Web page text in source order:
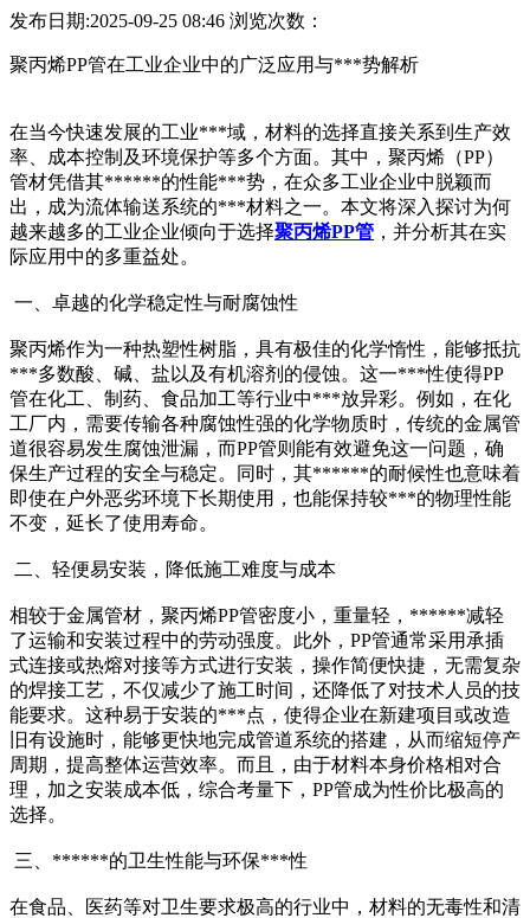
发布日期:2025-09-25 08:46 浏览次数：
聚丙烯PP管在工业企业中的广泛应用与***势解析
在当今快速发展的工业***域，材料的选择直接关系到生产效
率、成本控制及环境保护等多个方面。其中，聚丙烯（PP）
管材凭借其******的性能***势，在众多工业企业中脱颖而
出，成为流体输送系统的***材料之一。本文将深入探讨为何
越来越多的工业企业倾向于选择聚丙烯PP管 ，并分析其在实
际应用中的多重益处。
一、卓越的化学稳定性与耐腐蚀性
聚丙烯作为一种热塑性树脂，具有极佳的化学惰性，能够抵抗
***多数酸、碱、盐以及有机溶剂的侵蚀。这一***性使得PP
管在化工、制药、食品加工等行业中***放异彩。例如，在化
工厂内，需要传输各种腐蚀性强的化学物质时，传统的金属管
道很容易发生腐蚀泄漏，而PP管则能有效避免这一问题，确
保生产过程的安全与稳定。同时，其******的耐候性也意味着
即使在户外恶劣环境下长期使用，也能保持较***的物理性能
不变，延长了使用寿命。
二、轻便易安装，降低施工难度与成本
相较于金属管材，聚丙烯PP管密度小，重量轻，******减轻
了运输和安装过程中的劳动强度。此外，PP管通常采用承插
式连接或热熔对接等方式进行安装，操作简便快捷，无需复杂
的焊接工艺，不仅减少了施工时间，还降低了对技术人员的技
能要求。这种易于安装的***点，使得企业在新建项目或改造
旧有设施时，能够更快地完成管道系统的搭建，从而缩短停产
周期，提高整体运营效率。而且，由于材料本身价格相对合
理，加之安装成本低，综合考量下，PP管成为性价比极高的
选择。
三、******的卫生性能与环保***性
在食品、医药等对卫生要求极高的行业中，材料的无毒性和清